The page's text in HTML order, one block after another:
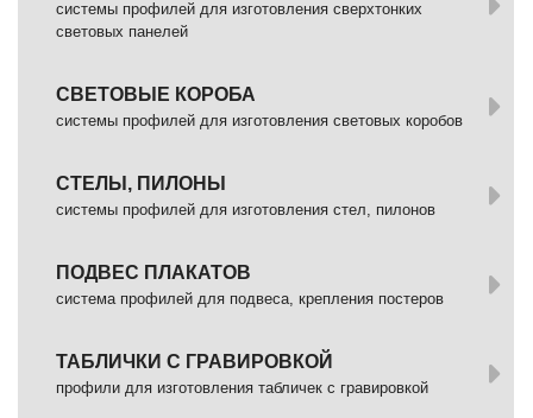
системы профилей для изготовления сверхтонких
световых панелей
СВЕТОВЫЕ КОРОБА
системы профилей для изготовления световых коробов
СТЕЛЫ, ПИЛОНЫ
системы профилей для изготовления стел, пилонов
ПОДВЕС ПЛАКАТОВ
система профилей для подвеса, крепления постеров
ТАБЛИЧКИ С ГРАВИРОВКОЙ
профили для изготовления табличек с гравировкой